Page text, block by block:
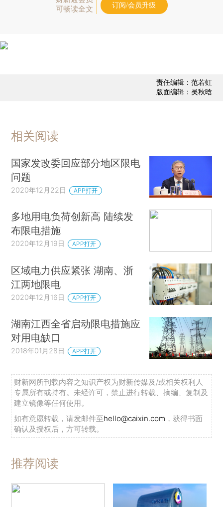
可畅读全文
订阅/会员升级
责任编辑：范若虹
版面编辑：吴秋晗
相关阅读
国家发改委回应部分地区限电
问题
2020年12月22日 APP打开
多地用电负荷创新高 陆续发
布限电措施
2020年12月19日 APP打开
区域电力供应紧张 湖南、浙
江两地限电
2020年12月16日 APP打开
湖南江西全省启动限电措施应
对用电缺口
2018年01月28日 APP打开
财新网所刊载内容之知识产权为财新传媒及/或相关权利人
专属所有或持有。未经许可，禁止进行转载、摘编、复制及
建立镜像等任何使用。
如有意愿转载，请发邮件至hello@caixin.com ，获得书面
确认及授权后，方可转载。
推荐阅读